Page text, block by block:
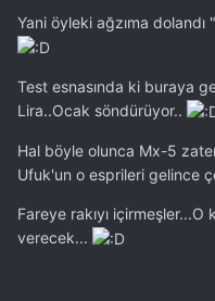
Yani öyleki ağzıma
Test esnasında ki buraya
Lira..Ocak söndürüyor..
Hal böyle olunca Mx-5
Ufuk'un o esprileri gelince
Fareye rakıyı
verecek...